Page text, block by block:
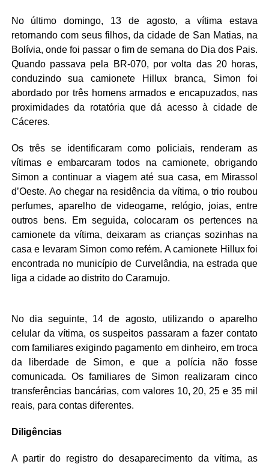
No último domingo, 13 de agosto, a vítima estava
retornando com seus filhos, da cidade de San Matias, na
Bolívia, onde foi passar o fim de semana do Dia dos Pais.
Quando passava pela BR-070, por volta das 20 horas,
conduzindo sua camionete Hillux branca, Simon foi
abordado por três homens armados e encapuzados, nas
proximidades da rotatória que dá acesso à cidade de
Cáceres.
Os três se identificaram como policiais, renderam as
vítimas e embarcaram todos na camionete, obrigando
Simon a continuar a viagem até sua casa, em Mirassol
d’Oeste. Ao chegar na residência da vítima, o trio roubou
perfumes, aparelho de videogame, relógio, joias, entre
outros bens. Em seguida, colocaram os pertences na
camionete da vítima, deixaram as crianças sozinhas na
casa e levaram Simon como refém. A camionete Hillux foi
encontrada no município de Curvelândia, na estrada que
liga a cidade ao distrito do Caramujo.
No dia seguinte, 14 de agosto, utilizando o aparelho
celular da vítima, os suspeitos passaram a fazer contato
com familiares exigindo pagamento em dinheiro, em troca
da liberdade de Simon, e que a polícia não fosse
comunicada. Os familiares de Simon realizaram cinco
transferências bancárias, com valores 10, 20, 25 e 35 mil
reais, para contas diferentes.
Diligências
A partir do registro do desaparecimento da vítima, as